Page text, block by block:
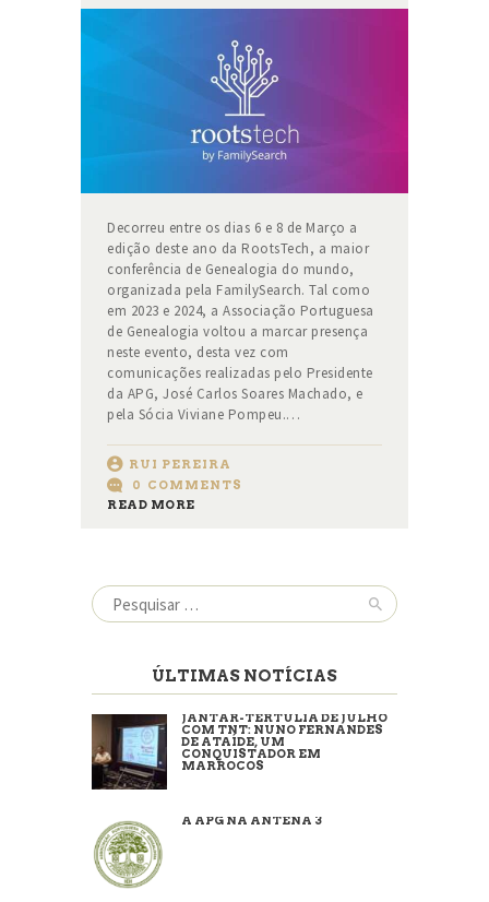
Decorreu entre os dias 6 e 8 de Março a
edição deste ano da RootsTech, a maior
conferência de Genealogia do mundo,
organizada pela FamilySearch. Tal como
em 2023 e 2024, a Associação Portuguesa
de Genealogia voltou a marcar presença
neste evento, desta vez com
comunicações realizadas pelo Presidente
da APG, José Carlos Soares Machado, e
pela Sócia Viviane Pompeu.…
RUI PEREIRA
0 COMMENTS
READ MORE
Pesquisar
por:
ÚLTIMAS NOTÍCIAS
JANTAR-TERTÚLIA DE JULHO
COM TNT: NUNO FERNANDES
DE ATAÍDE, UM
CONQUISTADOR EM
MARROCOS
A APG NA ANTENA 3